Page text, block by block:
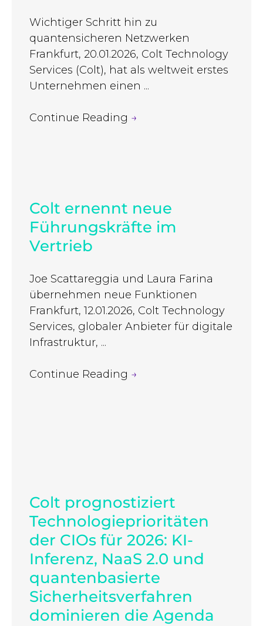
Wichtiger Schritt hin zu
quantensicheren Netzwerken
Frankfurt, 20.01.2026, Colt Technology
Services (Colt), hat als weltweit erstes
Unternehmen einen ...
Continue Reading →
Colt ernennt neue
Führungskräfte im
Vertrieb
Joe Scattareggia und Laura Farina
übernehmen neue Funktionen
Frankfurt, 12.01.2026, Colt Technology
Services, globaler Anbieter für digitale
Infrastruktur, ...
Continue Reading →
Colt prognostiziert
Technologieprioritäten
der CIOs für 2026: KI-
Inferenz, NaaS 2.0 und
quantenbasierte
Sicherheitsverfahren
dominieren die Agenda